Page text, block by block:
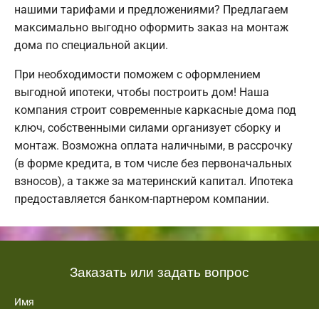
нашими тарифами и предложениями? Предлагаем
максимально выгодно оформить заказ на монтаж
дома по специальной акции.
При необходимости поможем с оформлением
выгодной ипотеки, чтобы построить дом! Наша
компания строит современные каркасные дома под
ключ, собственными силами организует сборку и
монтаж. Возможна оплата наличными, в рассрочку
(в форме кредита, в том числе без первоначальных
взносов), а также за материнский капитал. Ипотека
предоставляется банком-партнером компании.
Заказать или задать вопрос
Имя